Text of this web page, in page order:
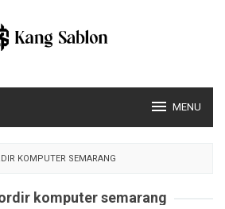
MENU
KOMPUTER SEMARANG
komputer semarang